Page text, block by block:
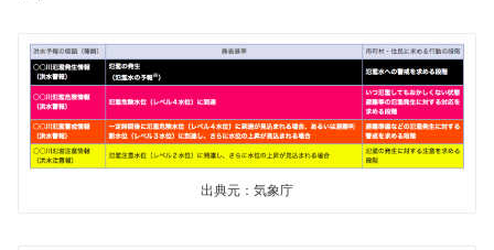
出典元：気象庁